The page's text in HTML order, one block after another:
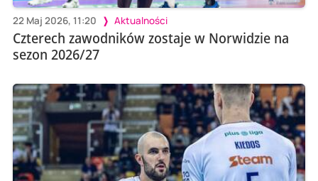
22 Maj 2026, 11:20 Aktualności
Czterech zawodników zostaje w Norwidzie na
sezon 2026/27